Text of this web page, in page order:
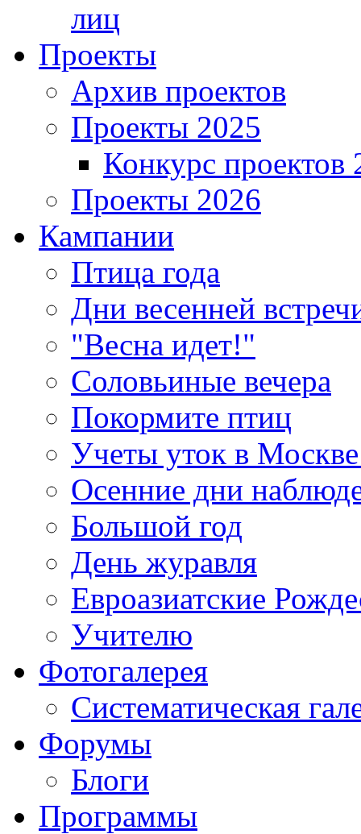
лиц
Проекты
Архив проектов
Проекты 2025
Конкурс проектов
Проекты 2026
Кампании
Птица года
Дни весенней
"Весна идет!"
Соловьиные вечера
Покормите птиц
Учеты уток в
Осенние дни
Большой год
День журавля
Евроазиатские
Учителю
Фотогалерея
Систематическая
Форумы
Блоги
Программы